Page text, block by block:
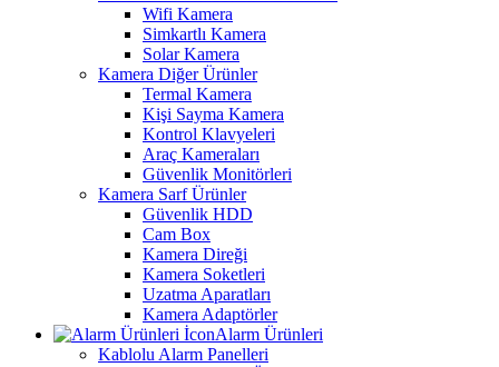
Wifi Kamera
Simkartlı Kamera
Solar Kamera
Kamera Diğer Ürünler
Termal Kamera
Kişi Sayma Kamera
Kontrol Klavyeleri
Araç Kameraları
Güvenlik Monitörleri
Kamera Sarf Ürünler
Güvenlik HDD
Cam Box
Kamera Direği
Kamera Soketleri
Uzatma Aparatları
Kamera Adaptörler
Alarm Ürünleri
Kablolu Alarm Panelleri